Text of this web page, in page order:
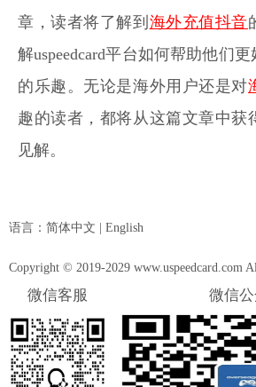
章，读者将了解到 海外充值抖音
解uspeedcard平台如何帮助他们
的乐趣。无论是海外用户还是对
趣的读者，都将从这篇文章中获
见解。
语言： 简体中文 | English
Copyright © 2019-2029 www.uspeedcard.com
微信客服 微信